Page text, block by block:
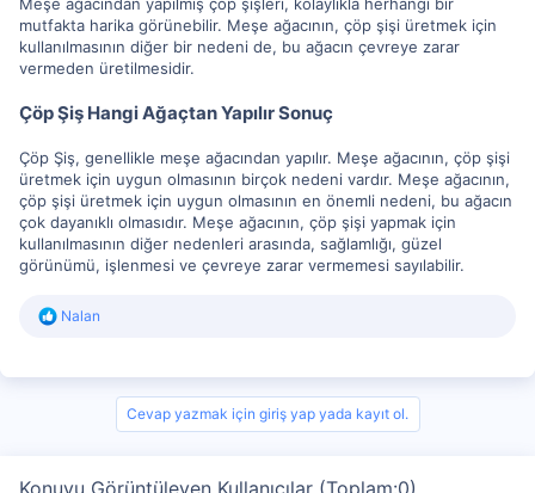
mutfakta harika görünebilir. Meşe ağacının, çöp şişi üretmek için
kullanılmasının diğer bir nedeni de, bu ağacın çevreye zarar
vermeden üretilmesidir.
Çöp Şiş Hangi Ağaçtan Yapılır Sonuç
Çöp Şiş, genellikle meşe ağacından yapılır. Meşe ağacının, çöp şişi
üretmek için uygun olmasının birçok nedeni vardır. Meşe ağacının,
çöp şişi üretmek için uygun olmasının en önemli nedeni, bu ağacın
çok dayanıklı olmasıdır. Meşe ağacının, çöp şişi yapmak için
kullanılmasının diğer nedenleri arasında, sağlamlığı, güzel
görünümü, işlenmesi ve çevreye zarar vermemesi sayılabilir.
R
:
Nalan
Cevap yazmak için giriş yap yada kayıt ol.
Konuyu Görüntüleyen Kullanıcılar (Toplam:0)